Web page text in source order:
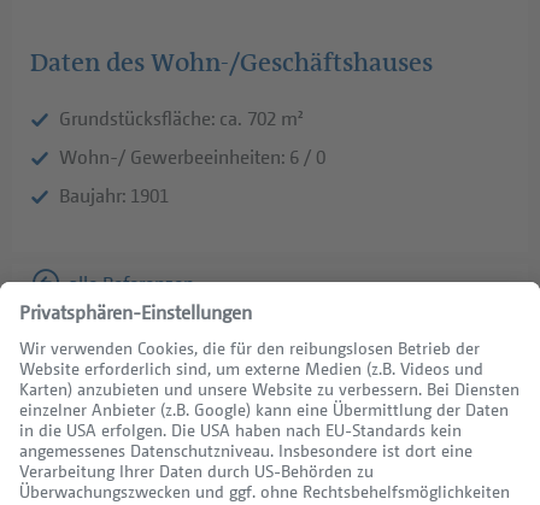
Daten des Wohn-/Geschäftshauses
Grundstücksfläche: ca. 702 m²
Wohn-/ Gewerbeeinheiten: 6 / 0
Baujahr: 1901
alle Referenzen